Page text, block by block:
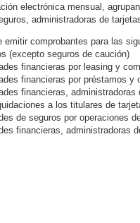
electrónica mensual,
administradoras de
emitir comprobantes para las
(excepto seguros de caución)
financieras por leasing y
financieras por préstamos y
financieras,
a los titulares de
de seguros por operaciones
financieras, administradoras